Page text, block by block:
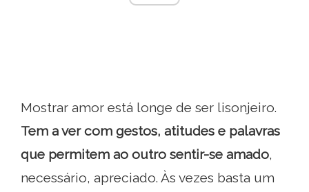
Mostrar amor está longe de ser lisonjeiro.
Tem a ver com gestos, atitudes e palavras
que permitem ao outro sentir-se amado,
necessário, apreciado. Às vezes basta um